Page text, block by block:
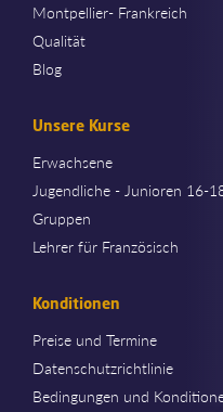
Montpellier- Frankreich
Qualität
Blog
Unsere Kurse
Erwachsene
Jugendliche - Junioren 16-
Gruppen
Lehrer für Französisch
Konditionen
Preise und Termine
Datenschutzrichtlinie
Bedingungen und